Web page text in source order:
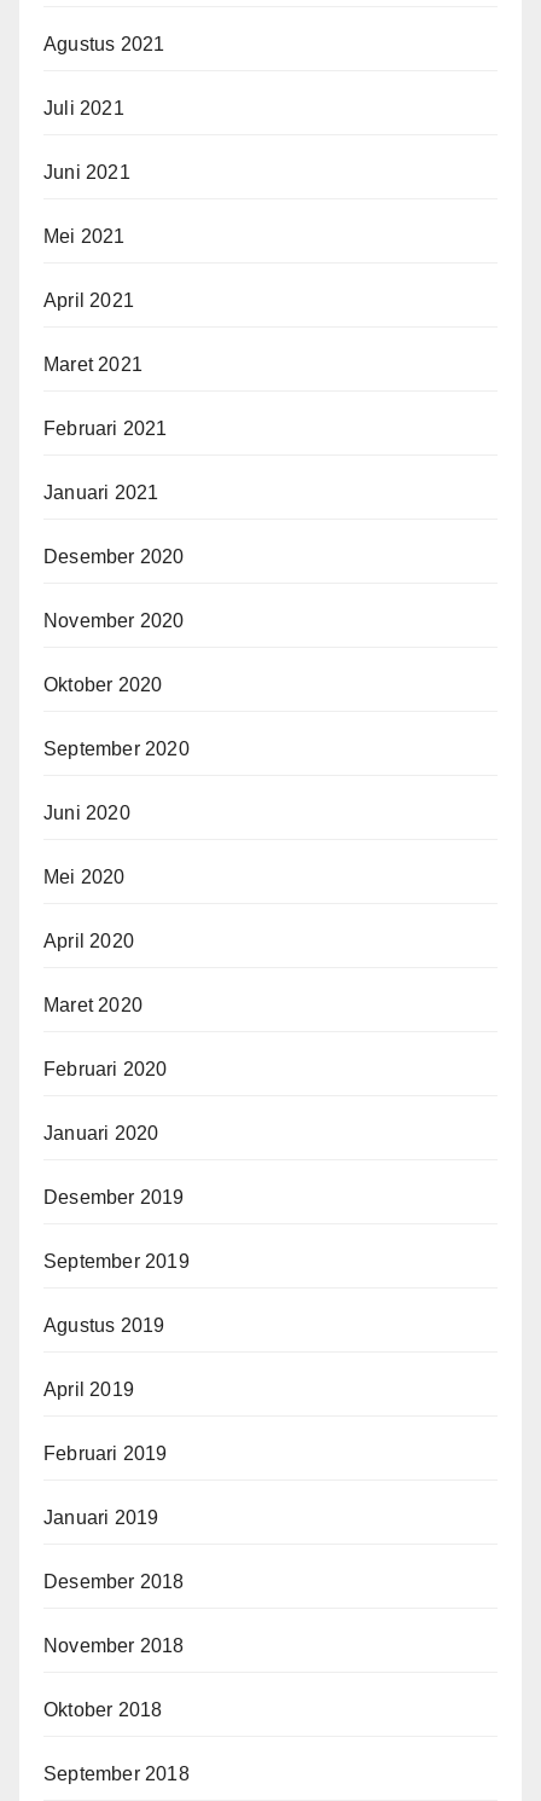
Agustus 2021
Juli 2021
Juni 2021
Mei 2021
April 2021
Maret 2021
Februari 2021
Januari 2021
Desember 2020
November 2020
Oktober 2020
September 2020
Juni 2020
Mei 2020
April 2020
Maret 2020
Februari 2020
Januari 2020
Desember 2019
September 2019
Agustus 2019
April 2019
Februari 2019
Januari 2019
Desember 2018
November 2018
Oktober 2018
September 2018